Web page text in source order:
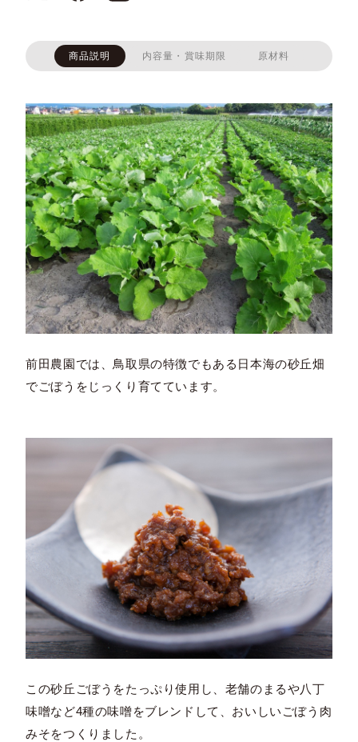
商品説明 内容量・賞味期限 原材料
前田農園では、鳥取県の特徴でもある日本海の砂丘畑
でごぼうをじっくり育てています。
この砂丘ごぼうをたっぷり使用し、老舗のまるや八丁
味噌など4種の味噌をブレンドして、おいしいごぼう肉
みそをつくりました。